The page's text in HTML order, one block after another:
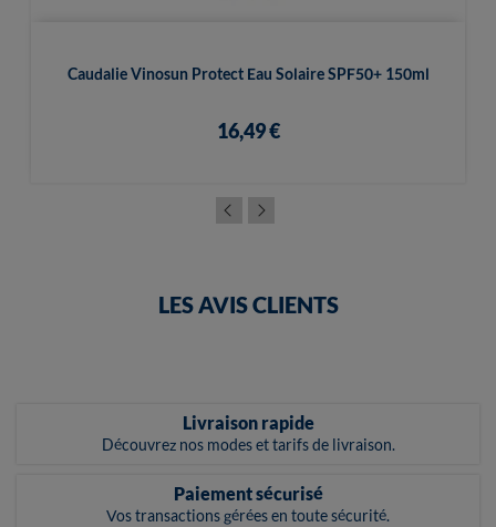
Caudalie Vinosun Protect Eau Solaire SPF50+ 150ml
16,49 €
LES AVIS CLIENTS
Livraison rapide
Découvrez nos modes et tarifs de livraison.
Paiement sécurisé
Vos transactions gérées en toute sécurité.